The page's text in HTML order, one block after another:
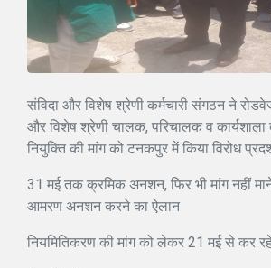
संविदा और विशेष श्रेणी कर्मचारी संगठन ने
और विशेष श्रेणी चालक, परिचालक व कार्यशाला
नियुक्ति की मांग को टनकपुर में किया विरोध
31 मई तक क्रमिक अनशन, फिर भी मांग नहीं
आमरण अनशन करने का ऐलान
नियमितिकरण की मांग को लेकर 21 मई से कर